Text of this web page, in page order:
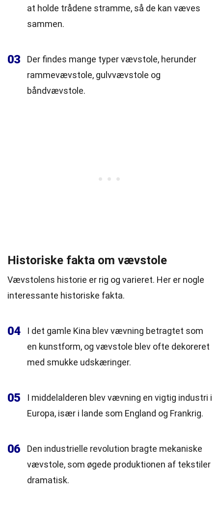
at holde trådene stramme, så de kan væves
sammen.
03
Der findes mange typer vævstole, herunder
rammevævstole, gulvvævstole og
båndvævstole.
Historiske fakta om vævstole
Vævstolens historie er rig og varieret. Her er nogle
interessante historiske fakta.
04
I det gamle Kina blev vævning betragtet som
en kunstform, og vævstole blev ofte dekoreret
med smukke udskæringer.
05
I middelalderen blev vævning en vigtig industri i
Europa, især i lande som England og Frankrig.
06
Den industrielle revolution bragte mekaniske
vævstole, som øgede produktionen af tekstiler
dramatisk.